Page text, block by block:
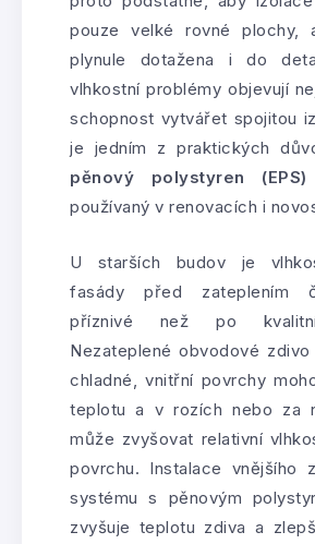
pouze velké rovné plochy,
plynule dotažena i do
vlhkostní problémy objevují
schopnost vytvářet spojitou
je jedním z praktických
pěnový polystyren (EPS)
používaný v renovacích i
U starších budov je
fasády před zateplením
příznivé než po
Nezateplené obvodové
chladné, vnitřní povrchy
teplotu a v rozích nebo za
může zvyšovat relativní
povrchu. Instalace vnějšího
systému s pěnovým
zvyšuje teplotu zdiva a